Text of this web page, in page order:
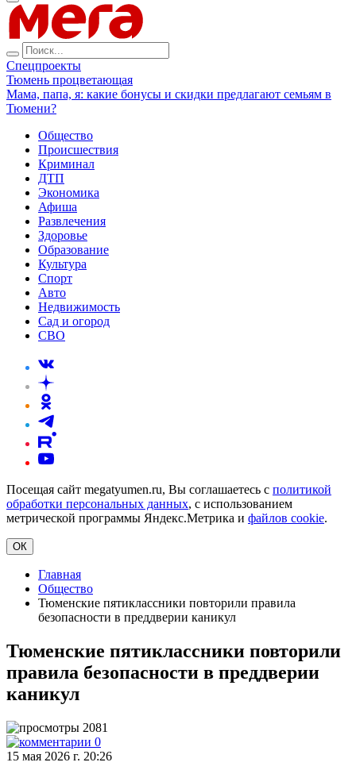
Спецпроекты
Тюмень процветающая
Мама, папа, я: какие бонусы и скидки предлагают семьям в
Тюмени?
Общество
Происшествия
Криминал
ДТП
Экономика
Афиша
Развлечения
Здоровье
Образование
Культура
Спорт
Авто
Недвижимость
Сад и огород
СВО
Посещая сайт megatyumen.ru, Вы соглашаетесь с политикой
обработки персональных данных, с использованием
метрической программы Яндекс.Метрика и файлов cookie.
ОК
Главная
Общество
Тюменские пятиклассники повторили правила
безопасности в преддверии каникул
Тюменские пятиклассники повторили
правила безопасности в преддверии
каникул
2081
0
15 мая 2026 г. 20:26